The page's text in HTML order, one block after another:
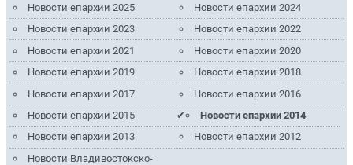
Новости епархии 2025
Новости епархии 2024
Новости епархии 2023
Новости епархии 2022
Новости епархии 2021
Новости епархии 2020
Новости епархии 2019
Новости епархии 2018
Новости епархии 2017
Новости епархии 2016
Новости епархии 2015
Новости епархии 2014
Новости епархии 2013
Новости епархии 2012
Новости Владивостокско-